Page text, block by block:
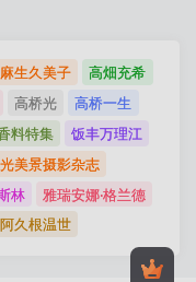
麻生久美子
高畑充希
高桥光
高桥一生
料特集
饭丰万理江
美景摄影杂志
林
雅瑞安娜‧格兰德
阿久根温世